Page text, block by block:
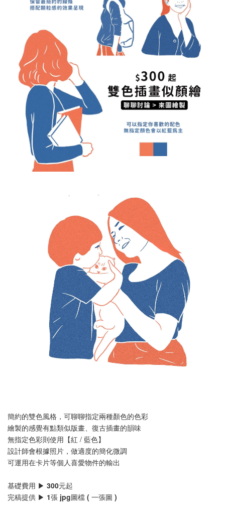
簡約的雙色風格，可聊聊指定兩種顏色的色彩
繪製的感覺有點類似版畫、復古插畫的韻味
無指定色彩則使用【紅 / 藍色】
設計師會根據照片，做適度的簡化微調
可運用在卡片等個人喜愛物件的輸出
基礎費用 ▶ 300元起
完稿提供 ▶ 1張 jpg圖檔 ( 一張圖 )